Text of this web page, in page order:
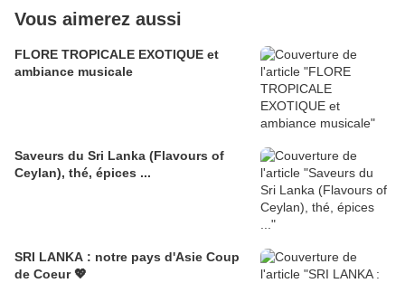
Vous aimerez aussi
FLORE TROPICALE EXOTIQUE et
ambiance musicale
Saveurs du Sri Lanka (Flavours of
Ceylan), thé, épices ...
SRI LANKA : notre pays d'Asie Coup
de Coeur 💖